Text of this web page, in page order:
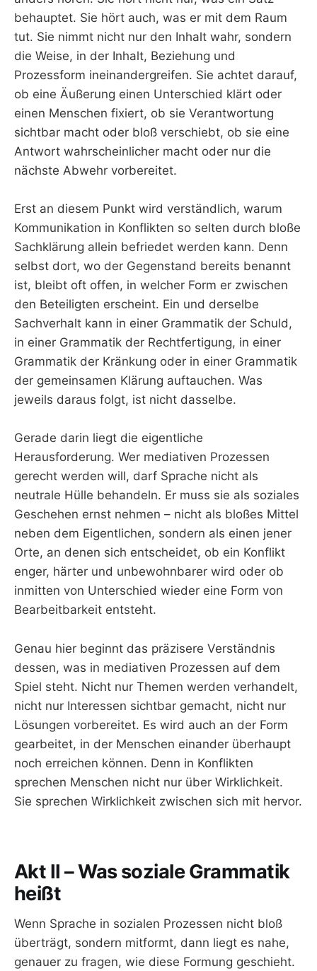
behauptet. Sie hört auch, was er mit dem Raum
tut. Sie nimmt nicht nur den Inhalt wahr, sondern
die Weise, in der Inhalt, Beziehung und
Prozessform ineinandergreifen. Sie achtet darauf,
ob eine Äußerung einen Unterschied klärt oder
einen Menschen fixiert, ob sie Verantwortung
sichtbar macht oder bloß verschiebt, ob sie eine
Antwort wahrscheinlicher macht oder nur die
nächste Abwehr vorbereitet.
Erst an diesem Punkt wird verständlich, warum
Kommunikation in Konflikten so selten durch bloße
Sachklärung allein befriedet werden kann. Denn
selbst dort, wo der Gegenstand bereits benannt
ist, bleibt oft offen, in welcher Form er zwischen
den Beteiligten erscheint. Ein und derselbe
Sachverhalt kann in einer Grammatik der Schuld,
in einer Grammatik der Rechtfertigung, in einer
Grammatik der Kränkung oder in einer Grammatik
der gemeinsamen Klärung auftauchen. Was
jeweils daraus folgt, ist nicht dasselbe.
Gerade darin liegt die eigentliche
Herausforderung. Wer mediativen Prozessen
gerecht werden will, darf Sprache nicht als
neutrale Hülle behandeln. Er muss sie als soziales
Geschehen ernst nehmen – nicht als bloßes Mittel
neben dem Eigentlichen, sondern als einen jener
Orte, an denen sich entscheidet, ob ein Konflikt
enger, härter und unbewohnbarer wird oder ob
inmitten von Unterschied wieder eine Form von
Bearbeitbarkeit entsteht.
Genau hier beginnt das präzisere Verständnis
dessen, was in mediativen Prozessen auf dem
Spiel steht. Nicht nur Themen werden verhandelt,
nicht nur Interessen sichtbar gemacht, nicht nur
Lösungen vorbereitet. Es wird auch an der Form
gearbeitet, in der Menschen einander überhaupt
noch erreichen können. Denn in Konflikten
sprechen Menschen nicht nur über Wirklichkeit.
Sie sprechen Wirklichkeit zwischen sich mit hervor.
Akt II – Was soziale Grammatik
heißt
Wenn Sprache in sozialen Prozessen nicht bloß
überträgt, sondern mitformt, dann liegt es nahe,
genauer zu fragen, wie diese Formung geschieht.